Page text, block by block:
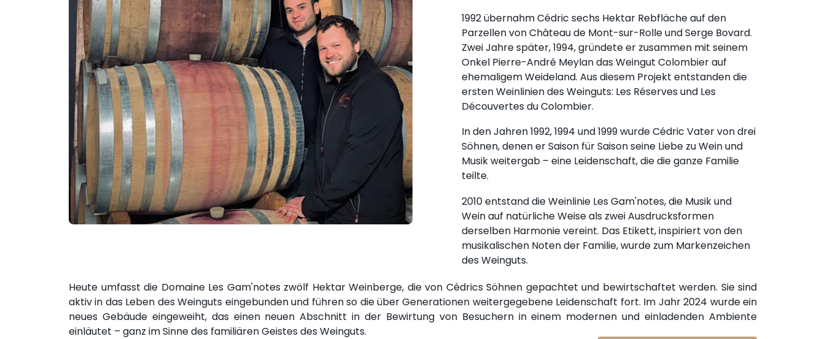
1992 übernahm Cédric sechs Hektar Rebfläche auf den
Parzellen von Château de Mont-sur-Rolle und Serge Bovard.
Zwei Jahre später, 1994, gründete er zusammen mit seinem
Onkel Pierre-André Meylan das Weingut Colombier auf
ehemaligem Weideland. Aus diesem Projekt entstanden die
ersten Weinlinien des Weinguts: Les Réserves und Les
Découvertes du Colombier.
In den Jahren 1992, 1994 und 1999 wurde Cédric Vater von drei
Söhnen, denen er Saison für Saison seine Liebe zu Wein und
Musik weitergab – eine Leidenschaft, die die ganze Familie
teilte.
2010 entstand die Weinlinie Les Gam'notes, die Musik und
Wein auf natürliche Weise als zwei Ausdrucksformen
derselben Harmonie vereint. Das Etikett, inspiriert von den
musikalischen Noten der Familie, wurde zum Markenzeichen
des Weinguts.
Heute umfasst die Domaine Les Gam'notes zwölf Hektar Weinberge, die von Cédrics Söhnen gepachtet und bewirtschaftet werden. Sie sind
aktiv in das Leben des Weinguts eingebunden und führen so die über Generationen weitergegebene Leidenschaft fort. Im Jahr 2024 wurde ein
neues Gebäude eingeweiht, das einen neuen Abschnitt in der Bewirtung von Besuchern in einem modernen und einladenden Ambiente
einläutet – ganz im Sinne des familiären Geistes des Weinguts.